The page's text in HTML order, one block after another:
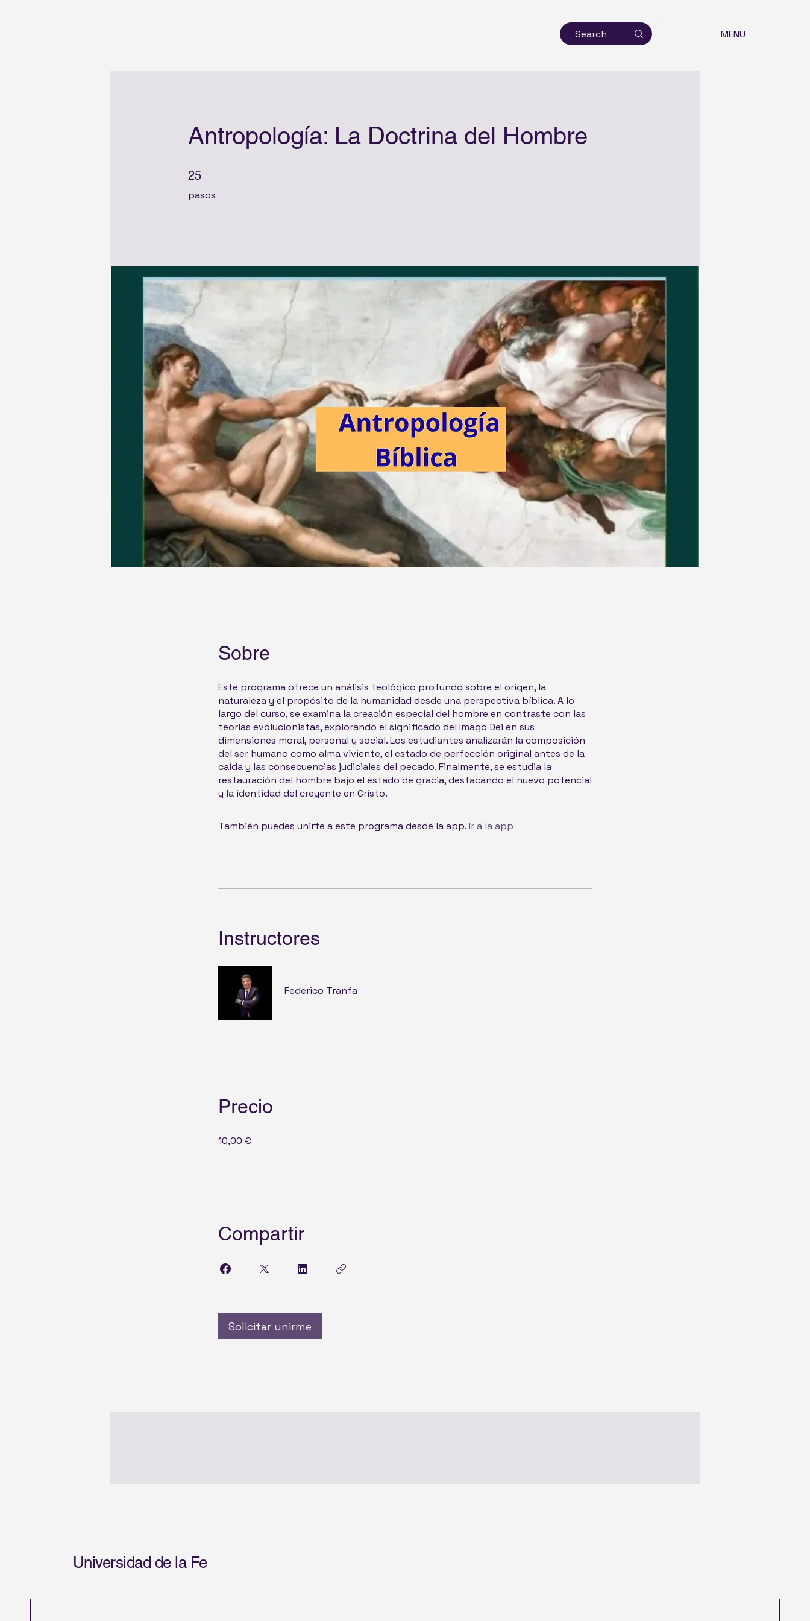
MENU
Antropología: La Doctrina del Hombre
25
pasos
25 pasos
Sobre
Este programa ofrece un análisis teológico profundo sobre el origen, la
naturaleza y el propósito de la humanidad desde una perspectiva bíblica. A lo
largo del curso, se examina la creación especial del hombre en contraste con las
teorías evolucionistas, explorando el significado del Imago Dei en sus
dimensiones moral, personal y social. Los estudiantes analizarán la composición
del ser humano como alma viviente, el estado de perfección original antes de la
caída y las consecuencias judiciales del pecado. Finalmente, se estudia la
restauración del hombre bajo el estado de gracia, destacando el nuevo potencial
y la identidad del creyente en Cristo.
También puedes unirte a este programa desde la app.Ir a la app
Instructores
Federico Tranfa
Precio
10,00 €
Compartir
Solicitar unirme
Universidad de la Fe